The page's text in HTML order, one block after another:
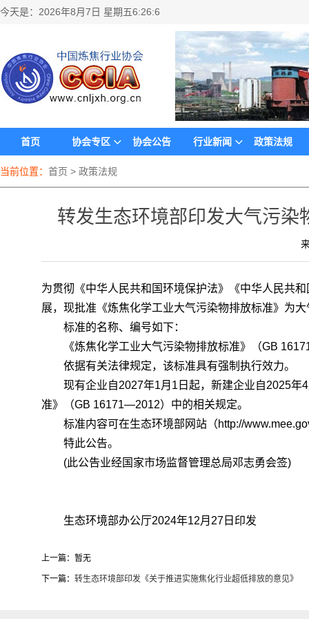
今天是： 2026年8月7日 星期五6:26:6
首页 协会专区 协会公告 行业新闻 政策法规
当前位置： 首页 > 政策法规
转发生态环境部印发大气污
为贯彻《中华人民共和国环境保护法》《中华人民共
展，现批准《炼焦化学工业大气污染物排放标准》为
标准的名称、编号如下：
《炼焦化学工业大气污染物排放标准》（GB
依据有关法律规定，该标准具有强制执行效力。
现有企业自2027年1月1日起，新建企业自2025年4
准》（GB 16171—2012）中的相关规定。
标准内容可在生态环境部网站（http://
特此公告。
(此公告业经国家市场监督管理总局邓志勇会签)
生态环境部办公厅2024年12月27日印发
上一篇：暂无
下一篇： 转生态环境部印发《关于推进实施焦化行业超低排放的意见》